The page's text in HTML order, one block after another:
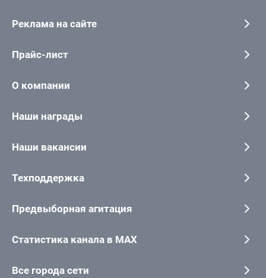
Реклама на сайте
Прайс-лист
О компании
Наши награды
Наши вакансии
Техподдержка
Предвыборная агитация
Статистика канала в MAX
Все города сети